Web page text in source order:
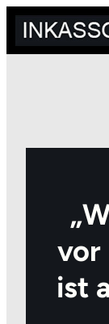
Zum
Inhalt
vor
ist